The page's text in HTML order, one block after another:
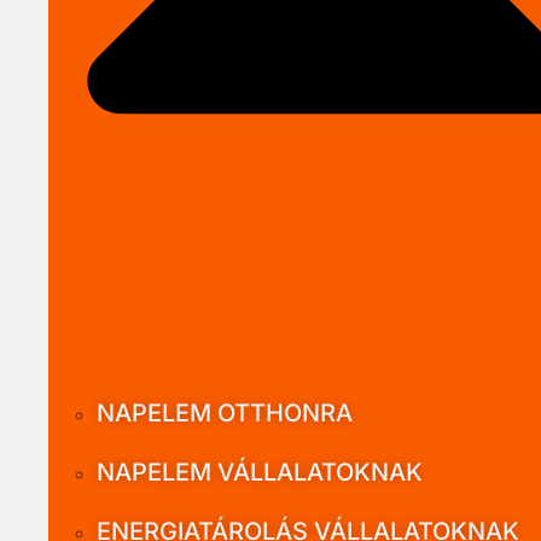
NAPELEM OTTHONRA
NAPELEM VÁLLALATOKNAK
ENERGIATÁROLÁS VÁLLALATOKNAK